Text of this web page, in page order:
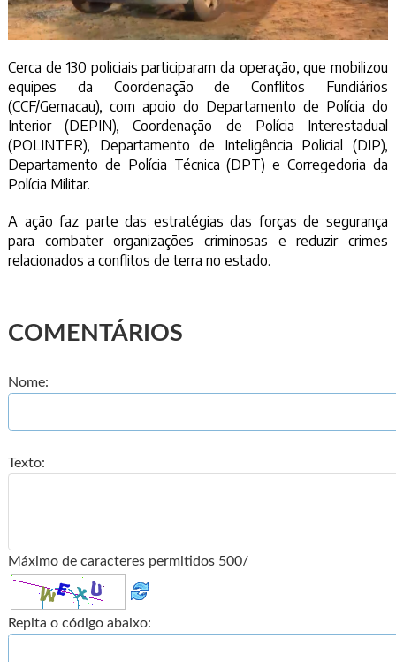
Cerca de 130 policiais participaram da operação, que mobilizou
equipes da Coordenação de Conflitos Fundiários
(CCF/Gemacau), com apoio do Departamento de Polícia do
Interior (DEPIN), Coordenação de Polícia Interestadual
(POLINTER), Departamento de Inteligência Policial (DIP),
Departamento de Polícia Técnica (DPT) e Corregedoria da
Polícia Militar.
A ação faz parte das estratégias das forças de segurança
para combater organizações criminosas e reduzir crimes
relacionados a conflitos de terra no estado.
COMENTÁRIOS
Nome:
Texto:
Máximo de caracteres permitidos 500/
Repita o código abaixo: